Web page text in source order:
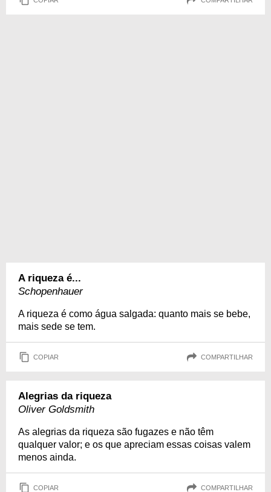
A riqueza é...
Schopenhauer
A riqueza é como água salgada: quanto mais se bebe,
mais sede se tem.
COPIAR COMPARTILHAR
Alegrias da riqueza
Oliver Goldsmith
As alegrias da riqueza são fugazes e não têm
qualquer valor; e os que apreciam essas coisas valem
menos ainda.
COPIAR COMPARTILHAR